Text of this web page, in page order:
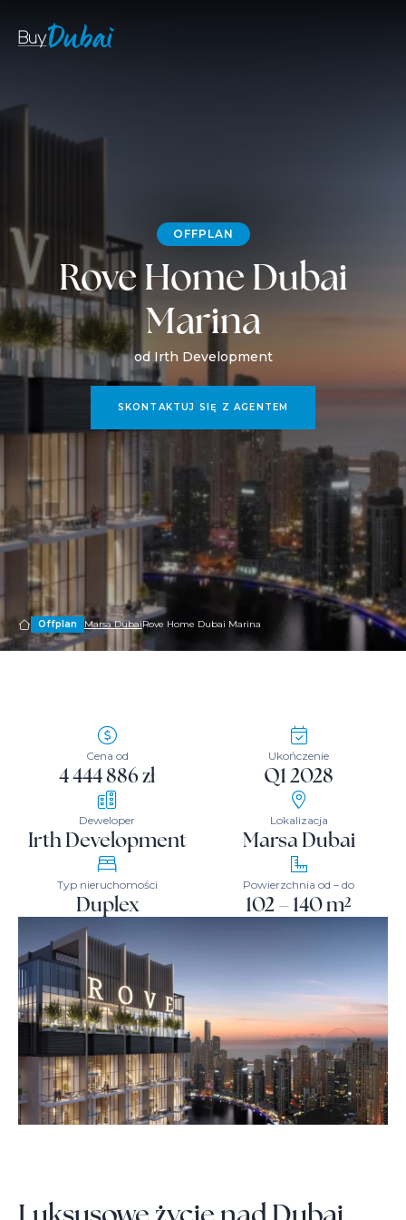
OFFPLAN
Rove Home Dubai
Marina
od Irth Development
SKONTAKTUJ SIĘ Z AGENTEM
Offplan Marsa DubaiRove Home Dubai Marina
Cena od
4 444 886 zł
Ukończenie
Q1 2028
Deweloper
Irth Development
Lokalizacja
Marsa Dubai
Typ nieruchomości
Duplex
Powierzchnia od – do
102 – 140 m²